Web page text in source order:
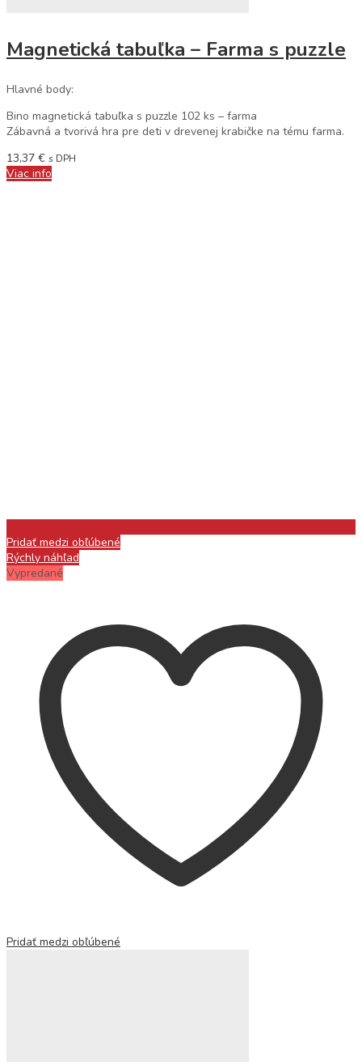
Magnetická tabuľka – Farma s puzzle
Hlavné body:
Bino magnetická tabuľka s puzzle 102 ks – farma
Zábavná a tvorivá hra pre deti v drevenej krabičke na tému farma.
13,37 € s DPH
Viac info
Pridať medzi obľúbené
Rýchly náhľad
Vypredané
Pridať medzi obľúbené